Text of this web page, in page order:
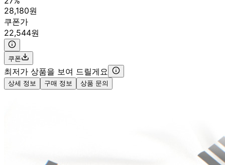
28,180원
쿠폰가
22,544원
쿠폰
최저가 상품을 보여 드릴게요
상세 정보 구매 정보 상품 문의